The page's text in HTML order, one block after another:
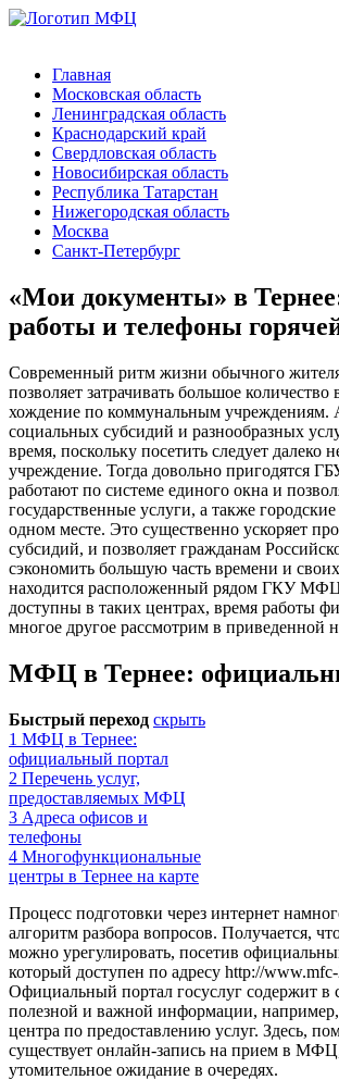
Главная
Московская область
Ленинградская область
Краснодарский край
Свердловская область
Новосибирская область
Республика Татарстан
Нижегородская область
Москва
Санкт-Петербург
«Мои документы» в
работы и телефоны
Современный ритм жизни обычного
позволяет затрачивать большое количество
хождение по коммунальным учреждениям.
социальных субсидий и разнообразных
время, поскольку посетить следует далеко
учреждение. Тогда довольно пригодятся
работают по системе единого окна и
государственные услуги, а также
одном месте. Это существенно ускоряет
субсидий, и позволяет гражданам
сэкономить большую часть времени и
находится расположенный рядом ГКУ
доступны в таких центрах, время работы
многое другое рассмотрим в приведенной
МФЦ в Тернее:
Быстрый переход скрыть
1 МФЦ в Тернее:
официальный портал
2 Перечень услуг,
предоставляемых МФЦ
3 Адреса офисов и
телефоны
4 Многофункциональные
центры в Тернее на карте
Процесс подготовки через интернет
алгоритм разбора вопросов. Получается,
можно урегулировать, посетив
который доступен по адресу http://
Официальный портал госуслуг содержит в
полезной и важной информации,
центра по предоставлению услуг. Здесь,
существует онлайн-запись на прием в
утомительное ожидание в очередях.